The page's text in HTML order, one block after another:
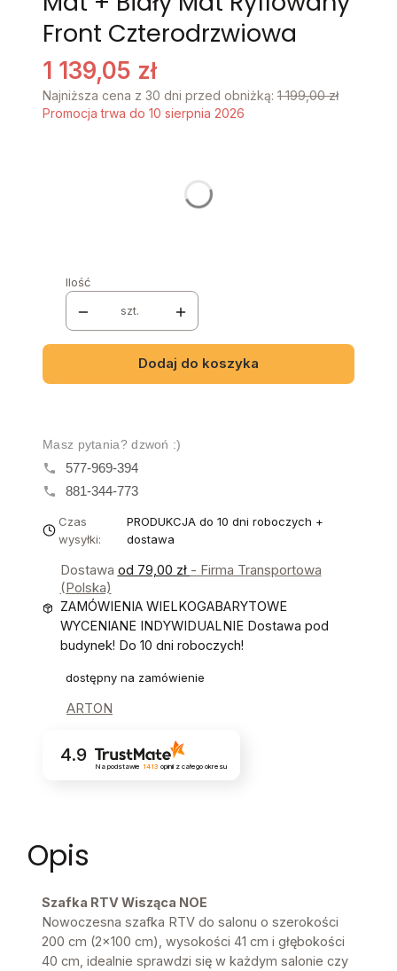
Front Czterodrzwiowa
1 139,05 zł
Najniższa cena z 30 dni przed obniżką: 1 199,00 zł
Promocja trwa do 10 sierpnia 2026
Ilość
szt.
Dodaj do koszyka
Masz pytania? dzwoń :)
577-969-394
881-344-773
Czas
wysyłki:
PRODUKCJA do 10 dni roboczych +
dostawa
Dostawa od 79,00 zł - Firma Transportowa
(Polska)
ZAMÓWIENIA WIELKOGABARYTOWE
WYCENIANE INDYWIDUALNIE Dostawa pod
budynek! Do 10 dni roboczych!
dostępny na zamówienie
ARTON
4.9
Na podstawie 1413 opinii z całego okresu
Opis
Szafka RTV Wisząca NOE
Nowoczesna szafka RTV do salonu o szerokości
200 cm (2x100 cm), wysokości 41 cm i głębokości
40 cm, idealnie sprawdzi się w każdym salonie czy